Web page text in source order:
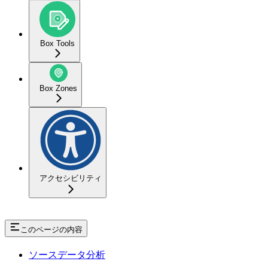
Box Tools
Box Zones
アクセシビリティ
このページの内容
ソースデータ分析